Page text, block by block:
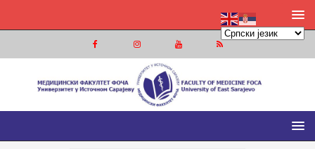
МЕДИЦИНСКИ ФАКУЛТЕТ ФОЧА